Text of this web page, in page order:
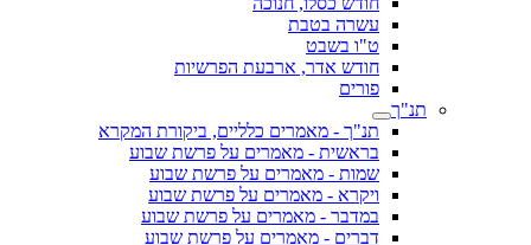
עשרה בטבת
ט"ו בשבט
חודש אדר, ארבעת הפרשיות
פורים
תנ"ך
תנ"ך - מאמרים כלליים, ביקורת המקרא
בראשית - מאמרים על פרשת שבוע
שמות - מאמרים על פרשת שבוע
ויקרא - מאמרים על פרשת שבוע
במדבר - מאמרים על פרשת שבוע
דברים - מאמרים על פרשת שבוע